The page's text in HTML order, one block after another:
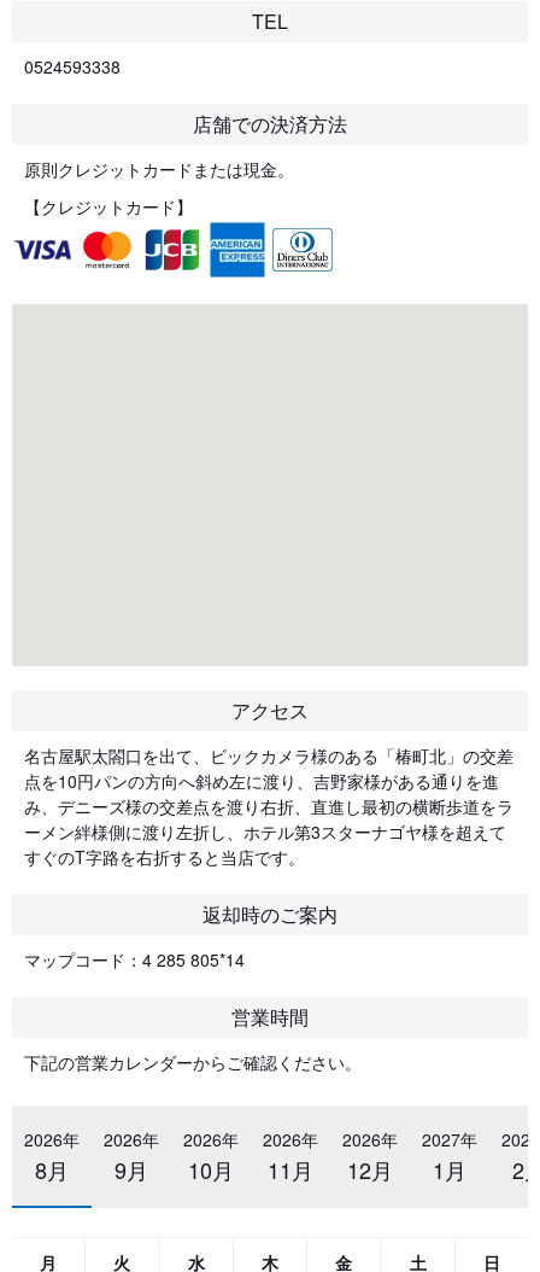
TEL
0524593338
店舗での決済方法
原則クレジットカードまたは現金。
【クレジットカード】
アクセス
名古屋駅太閤口を出て、ビックカメラ様のある「椿町北」の交差
点を10円パンの方向へ斜め左に渡り、吉野家様がある通りを進
み、デニーズ様の交差点を渡り右折、直進し最初の横断歩道をラ
ーメン絆様側に渡り左折し、ホテル第3スターナゴヤ様を超えて
すぐのT字路を右折すると当店です。
返却時のご案内
マップコード：4 285 805*14
営業時間
下記の営業カレンダーからご確認ください。
2026年
8月
2026年
9月
2026年
10月
2026年
11月
2026年
12月
2027年
1月 2
月 火 水 木 金 土 日